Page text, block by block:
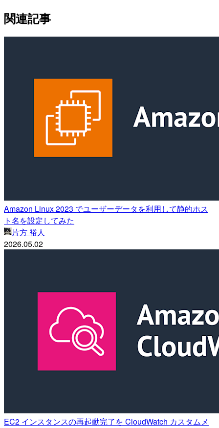
関連記事
Amazon Linux 2023 でユーザーデータを利用して静的ホス
ト名を設定してみた
片方 裕人
2026.05.02
EC2 インスタンスの再起動完了を CloudWatch カスタムメ